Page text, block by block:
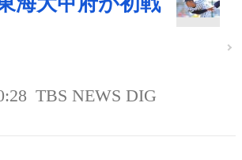
TBS NEWS DIG